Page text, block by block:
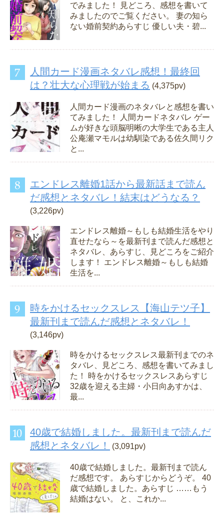
でみました！ 見どころ、感想を書いて
みましたのでご覧ください。 妻の知ら
ない婚前契約あらすじ 優しい夫・碧...
人間カード漫画ネタバレ感想！最終回
は？壮大な心理戦が始まる (4,375pv)
人間カード漫画のネタバレと感想を書い
てみました！ 人間カードネタバレ ゲー
ムが好きな頭脳明晰の大学生である主人
公庵瀬マモルは幼馴染である佐久間リク
と...
エンドレス離婚1話から最新話まで読ん
だ感想とネタバレ！結末はどうなる？
(3,226pv)
エンドレス離婚～もしも結婚生活をやり
直せたなら～を最新刊まで読んだ感想と
ネタバレ、あらすじ、見どころをご紹介
します！ エンドレス離婚～もしも結婚
生活を...
時をかけるセックスレス【海山テツ子】
最新刊まで読んだ感想とネタバレ！
(3,146pv)
時をかけるセックスレス最新刊までのネ
タバレ、見どころ、感想を書いてみまし
た！ 時をかけるセックスレスあらすじ
32歳を迎える主婦・小日向あすかは、
最...
40歳で結婚しました。最新刊まで読んだ
感想とネタバレ！
(3,091pv)
40歳で結婚しました。最新刊まで読ん
だ感想です。 あらすじからどうぞ。 40
歳で結婚しました。あらすじ ……もう
結婚はない。 と、これか...